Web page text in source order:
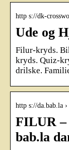
http s://dk-
Ude og
Filur-kryds.
kryds. Quiz-
drilske.
http s://da.bab.la
FILUR –
bab.la